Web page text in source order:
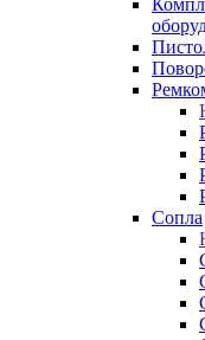
Сопла